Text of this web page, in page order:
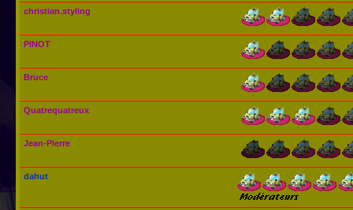
christian.styling
PINOT
Bruce
Quatrequatreux
Jean-Pierre
dahut